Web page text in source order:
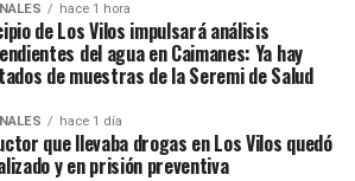
hace 1 hora
de Los Vilos impulsará análisis
del agua en Caimanes: Ya hay
de muestras de la Seremi de Salud
hace 1 día
que llevaba drogas en Los Vilos quedó
y en prisión preventiva